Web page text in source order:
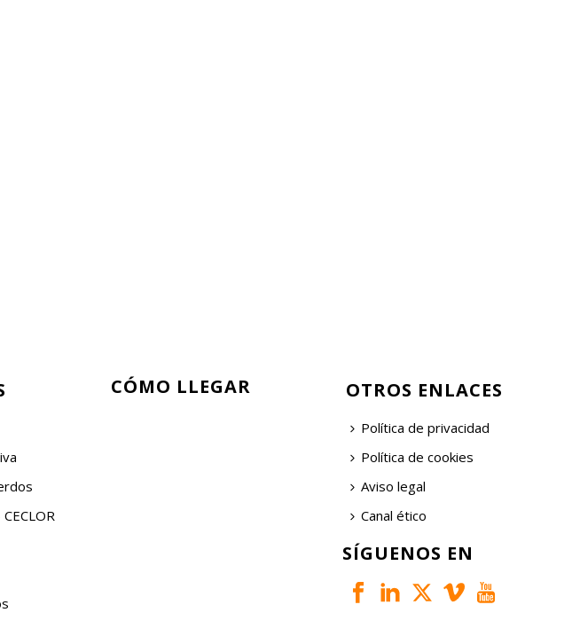
CÓMO LLEGAR OTROS ENLACES
Política de privacidad
Política de cookies
Aviso legal
Canal ético
SÍGUENOS EN